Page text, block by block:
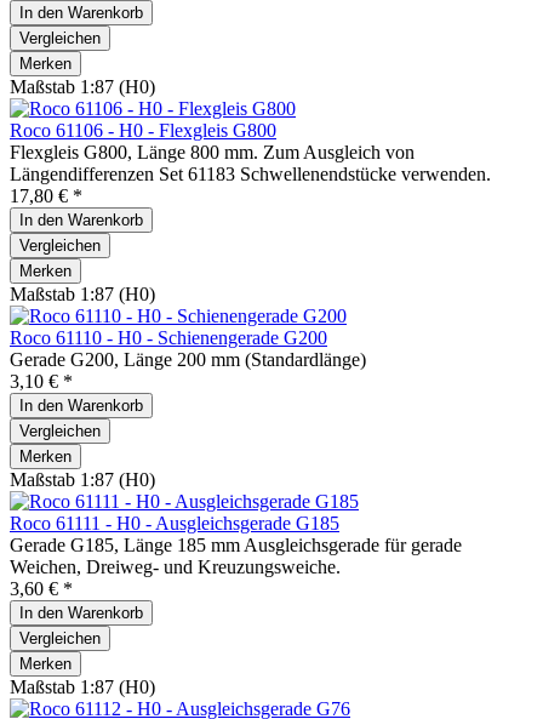
In den Warenkorb
Vergleichen
Merken
Maßstab 1:87 (H0)
Roco 61106 - H0 - Flexgleis G800
Flexgleis G800, Länge 800 mm. Zum Ausgleich von
Längendifferenzen Set 61183 Schwellenendstücke verwenden.
17,80 € *
In den Warenkorb
Vergleichen
Merken
Maßstab 1:87 (H0)
Roco 61110 - H0 - Schienengerade G200
Gerade G200, Länge 200 mm (Standardlänge)
3,10 € *
In den Warenkorb
Vergleichen
Merken
Maßstab 1:87 (H0)
Roco 61111 - H0 - Ausgleichsgerade G185
Gerade G185, Länge 185 mm Ausgleichsgerade für gerade
Weichen, Dreiweg- und Kreuzungsweiche.
3,60 € *
In den Warenkorb
Vergleichen
Merken
Maßstab 1:87 (H0)